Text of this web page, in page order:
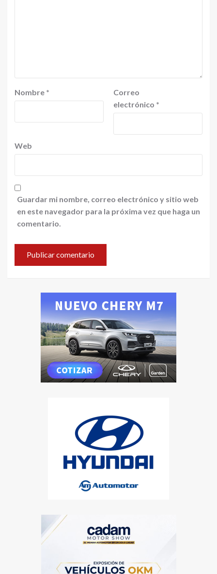
Nombre *
Correo
electrónico *
Web
Guardar mi nombre, correo electrónico y sitio web
en este navegador para la próxima vez que haga un
comentario.